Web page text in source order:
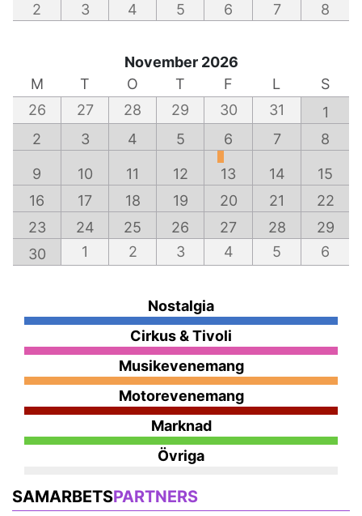
2
3 4 5 6 7 8
November 2026
M
T O T F L
S
26
27 28 29 30 31
1
2
3 4 5 6 7 8
9 10 11 12 13 14
15
16
17 18 19 20 21
22
23
24 25 26 27 28
29
30
1 2 3 4 5 6
Nostalgia
Cirkus & Tivoli
Musikevenemang
Motorevenemang
Marknad
Övriga
SAMARBETSPARTNERS